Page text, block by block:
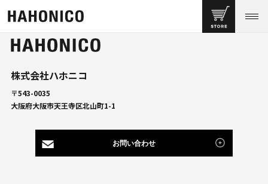
株式会社ハホニコ
〒543-0035
大阪府大阪市天王寺区北山町1-1
お問い合わせ